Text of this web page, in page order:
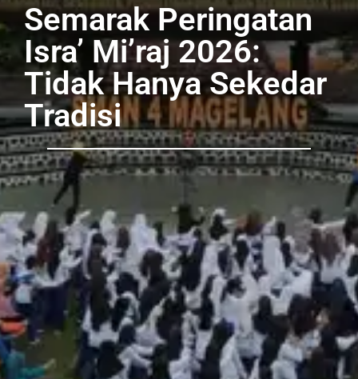
Semarak Peringatan
Isra’ Mi’raj 2026:
Tidak Hanya Sekedar
Tradisi